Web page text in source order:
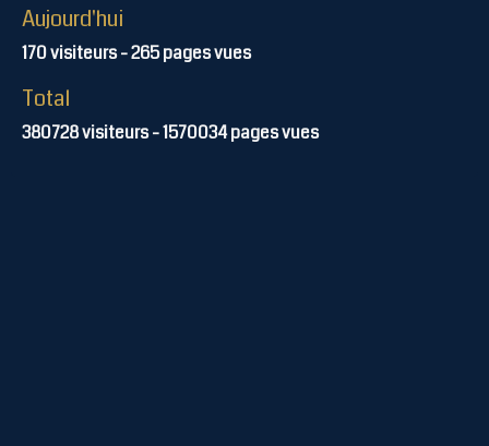
Aujourd'hui
170visiteurs -265pages vues
Total
380728visiteurs -1570034pages vues